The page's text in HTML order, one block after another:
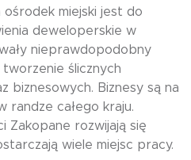
miejski jest do
deweloperskie w
nieprawdopodobny
ślicznych
biznesowych. Biznesy są na
randze całego kraju.
Zakopane rozwijają się
wiele miejsc pracy.